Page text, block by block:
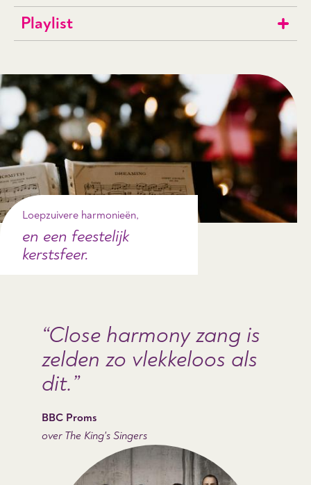
Playlist
Loepzuivere harmonieën,
en een feestelijk
kerstsfeer.
Close harmony zang is
zelden zo vlekkeloos als
dit.
BBC Proms
over The King's Singers